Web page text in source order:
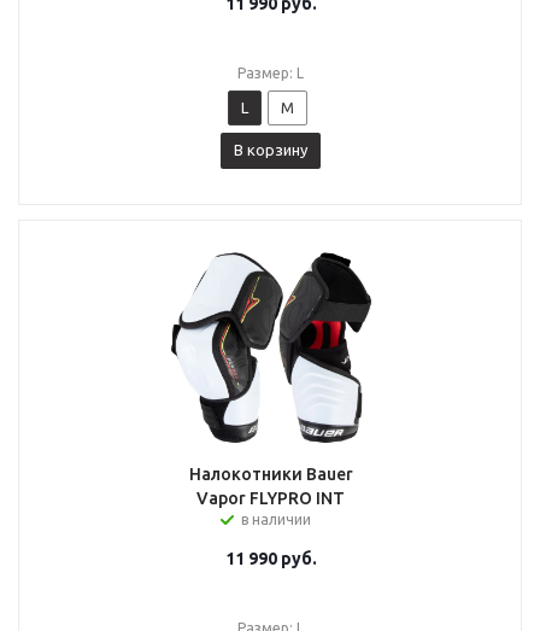
Размер: L
L M
В корзину
Налокотники Bauer
Vapor FLYPRO INT
в наличии
11 990руб.